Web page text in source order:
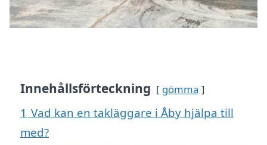
Innehållsförteckning gömma
1 Vad kan en takläggare i Åby hjälpa till
med?